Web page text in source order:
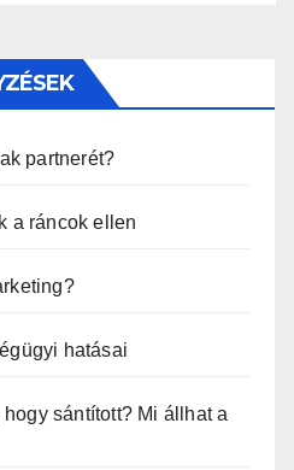
partnerét?
a ráncok ellen
hatásai
sántított? Mi állhat a